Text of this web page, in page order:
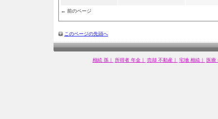
← 前のページ
このページの先頭へ
相続 孫｜ 所得者 年金｜ 売却 不動産｜ 宅地 相続｜ 医療